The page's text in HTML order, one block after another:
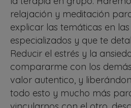
relajación y meditación
explicar las temáticas en
especializados y que te
Reducir el estrés y la
compararme con los
valor autentico, y
todo esto y mucho más